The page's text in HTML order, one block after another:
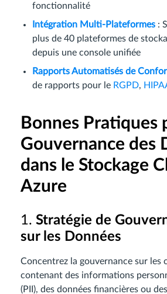
fonctionnalité
Intégration Multi-Plateformes :
plus de 40 plateformes de
depuis une console unifiée
Rapports Automatisés de
de rapports pour le RGPD,
Bonnes Pratiques
Gouvernance des
dans le Stockage
Azure
1. Stratégie de
sur les Données
Concentrez la gouvernance sur les
contenant des informations
(PII), des données financières ou